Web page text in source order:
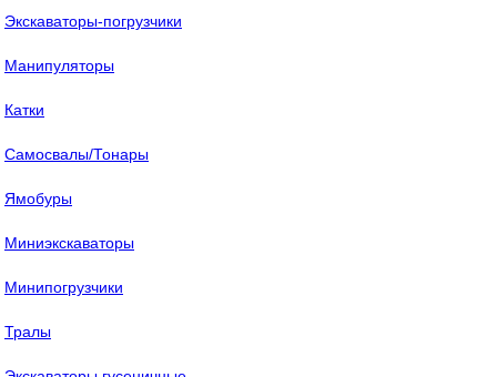
Экскаваторы-погрузчики
Манипуляторы
Катки
Самосвалы/Тонары
Ямобуры
Миниэкскаваторы
Минипогрузчики
Тралы